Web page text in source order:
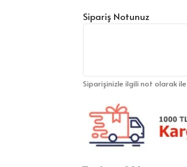
Sipariş Notunuz
Siparişinizle ilgili not olarak